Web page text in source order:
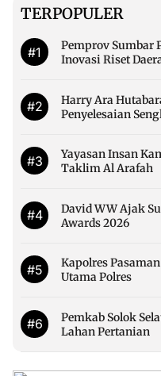
TERPOPULER
#1
Pemprov Sumbar
Inovasi Riset
#2
Harry Ara
Penyelesaian
#3
Yayasan Insan
Taklim Al Arafah
#4
David WW Ajak
Awards 2026
#5
Kapolres
Utama Polres
#6
Pemkab Solok
Lahan Pertanian